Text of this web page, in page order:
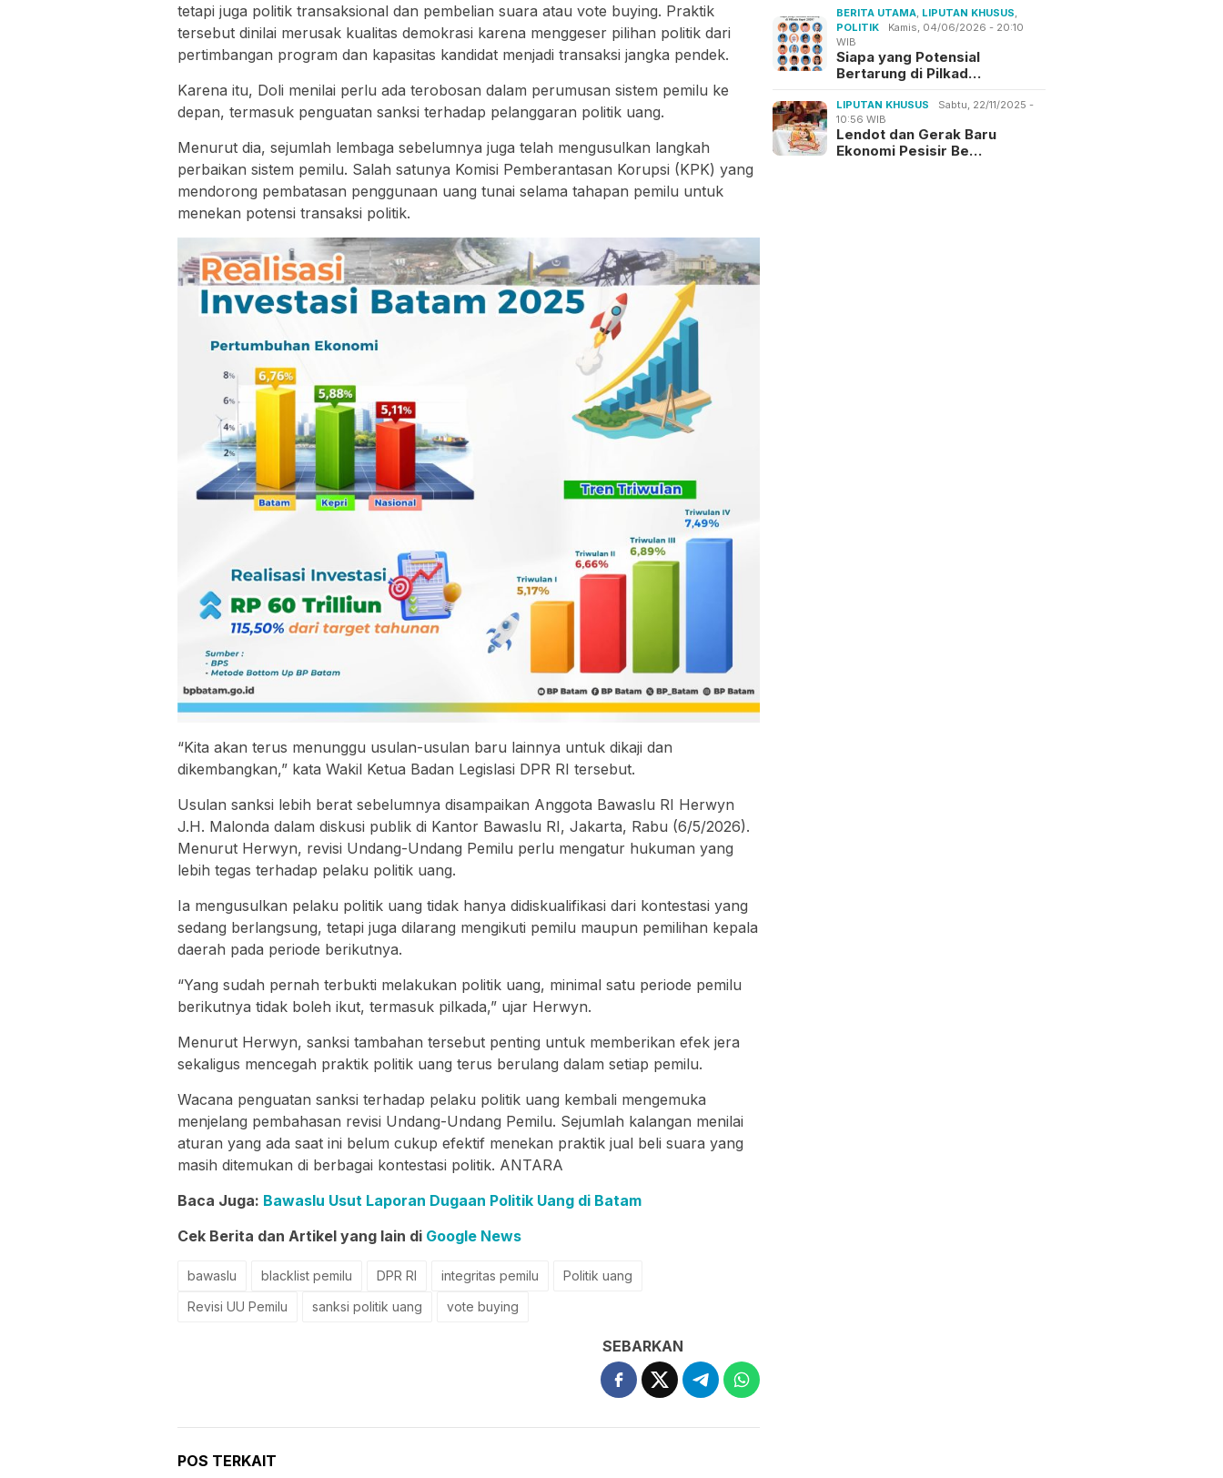
tetapi juga politik transaksional dan pembelian suara atau vote buying. Praktik
tersebut dinilai merusak kualitas demokrasi karena menggeser pilihan politik dari
pertimbangan program dan kapasitas kandidat menjadi transaksi jangka pendek.
Karena itu, Doli menilai perlu ada terobosan dalam perumusan sistem pemilu ke
depan, termasuk penguatan sanksi terhadap pelanggaran politik uang.
Menurut dia, sejumlah lembaga sebelumnya juga telah mengusulkan langkah
perbaikan sistem pemilu. Salah satunya Komisi Pemberantasan Korupsi (KPK) yang
mendorong pembatasan penggunaan uang tunai selama tahapan pemilu untuk
menekan potensi transaksi politik.
“Kita akan terus menunggu usulan-usulan baru lainnya untuk dikaji dan
dikembangkan,” kata Wakil Ketua Badan Legislasi DPR RI tersebut.
Usulan sanksi lebih berat sebelumnya disampaikan Anggota Bawaslu RI Herwyn
J.H. Malonda dalam diskusi publik di Kantor Bawaslu RI, Jakarta, Rabu (6/5/2026).
Menurut Herwyn, revisi Undang-Undang Pemilu perlu mengatur hukuman yang
lebih tegas terhadap pelaku politik uang.
Ia mengusulkan pelaku politik uang tidak hanya didiskualifikasi dari kontestasi yang
sedang berlangsung, tetapi juga dilarang mengikuti pemilu maupun pemilihan kepala
daerah pada periode berikutnya.
“Yang sudah pernah terbukti melakukan politik uang, minimal satu periode pemilu
berikutnya tidak boleh ikut, termasuk pilkada,” ujar Herwyn.
Menurut Herwyn, sanksi tambahan tersebut penting untuk memberikan efek jera
sekaligus mencegah praktik politik uang terus berulang dalam setiap pemilu.
Wacana penguatan sanksi terhadap pelaku politik uang kembali mengemuka
menjelang pembahasan revisi Undang-Undang Pemilu. Sejumlah kalangan menilai
aturan yang ada saat ini belum cukup efektif menekan praktik jual beli suara yang
masih ditemukan di berbagai kontestasi politik. ANTARA
Baca Juga: Bawaslu Usut Laporan Dugaan Politik Uang di Batam
Cek Berita dan Artikel yang lain di Google News
bawaslu blacklist pemilu DPR RI integritas pemilu
Politik uang
Revisi UU Pemilu
sanksi politik uang vote buying
SEBARKAN
POS TERKAIT
BERITA UTAMA, LIPUTAN KHUSUS,
POLITIK
Kamis, 04/06/2026 - 20:10
WIB
Siapa yang Potensial
Bertarung di Pilkad…
LIPUTAN KHUSUS
Sabtu, 22/11/2025 -
10:56 WIB
Lendot dan Gerak Baru
Ekonomi Pesisir Be…